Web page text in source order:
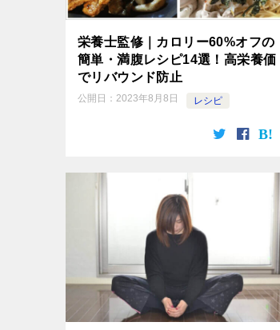
栄養士監修｜カロリー60%オフの
簡単・満腹レシピ14選！高栄養価
でリバウンド防止
公開日： 2023年8月8日 レシピ